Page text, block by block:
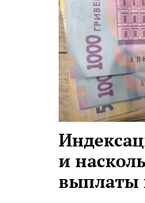
и
выплаты